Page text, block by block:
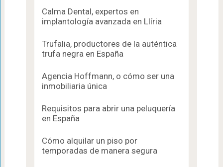
Calma Dental, expertos en
implantología avanzada en Llíria
Trufalia, productores de la auténtica
trufa negra en España
Agencia Hoffmann, o cómo ser una
inmobiliaria única
Requisitos para abrir una peluquería
en España
Cómo alquilar un piso por
temporadas de manera segura